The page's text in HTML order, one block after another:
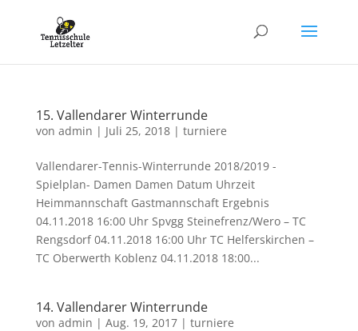
15. Vallendarer Winterrunde
von admin | Juli 25, 2018| turniere
Vallendarer-Tennis-Winterrunde 2018/2019 -
Spielplan- Damen Damen Datum Uhrzeit
Heimmannschaft Gastmannschaft Ergebnis
04.11.2018 16:00 Uhr Spvgg Steinefrenz/Wero – TC
Rengsdorf 04.11.2018 16:00 Uhr TC Helferskirchen –
TC Oberwerth Koblenz 04.11.2018 18:00...
14. Vallendarer Winterrunde
von admin | Aug. 19, 2017| turniere